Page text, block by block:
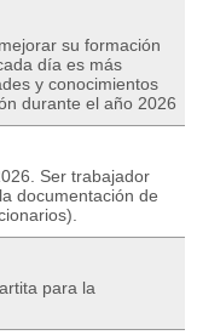
su formación
día es más
y conocimientos
durante el año 2026
Ser trabajador
documentación de
para la